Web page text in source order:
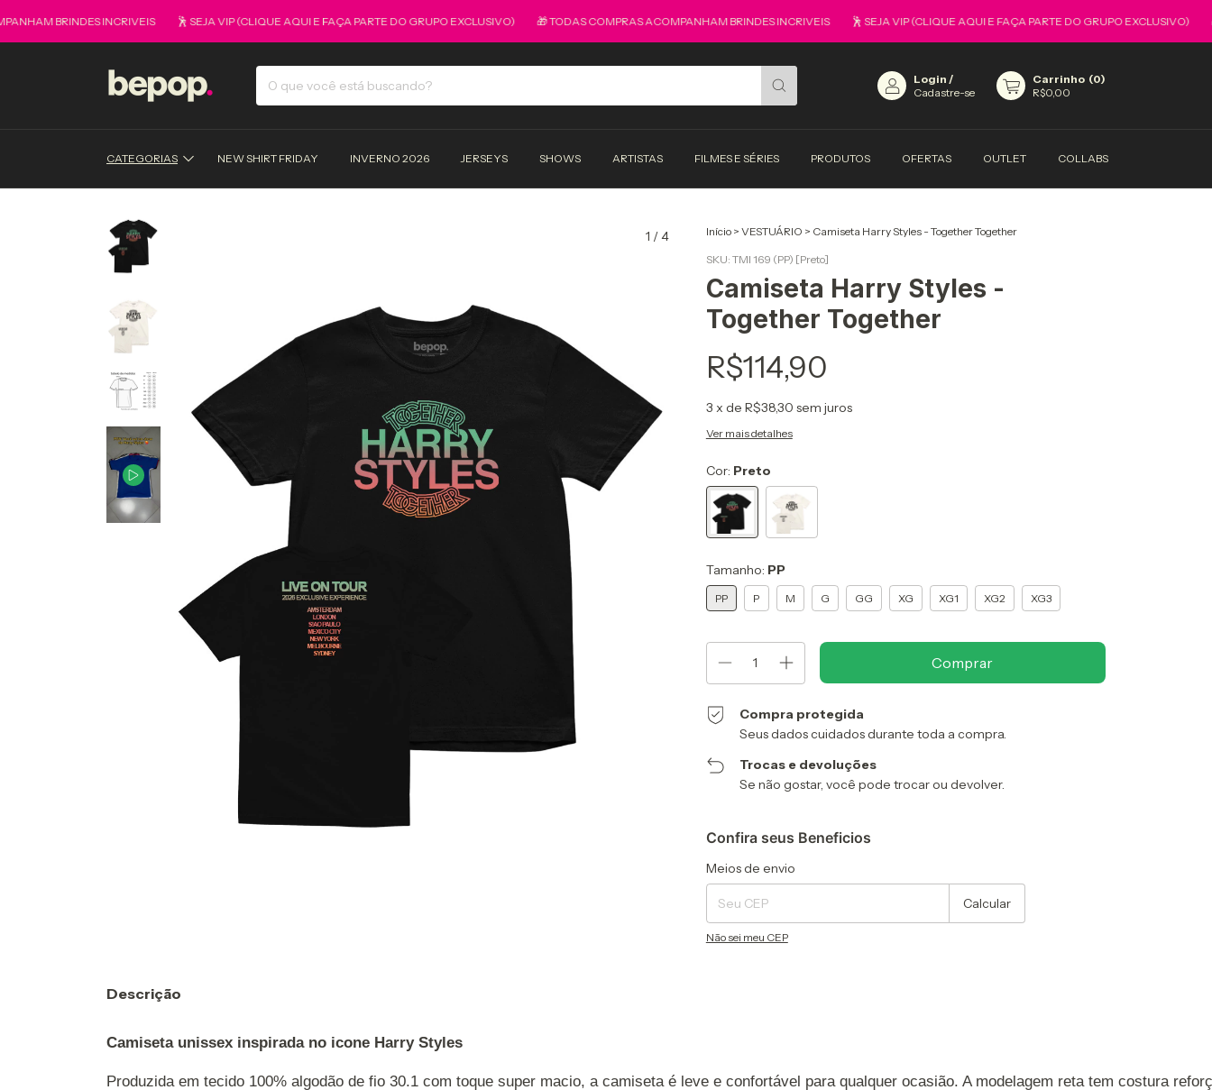
BRINDES INCRIVEIS 🕺 SEJA VIP (CLIQUE AQUI E FAÇA PARTE DO GRUPO EXCLUSIVO) 🎁 TODAS COMPRAS ACOMPANHAM BRINDES INCRIVEIS 🕺 SEJA VIP (CLIQUE AQUI E FAÇA PARTE DO GRUPO EXCLUSIVO) 🎁
Login /
Cadastre-se
Carrinho (0)
R$0,00
CATEGORIAS NEW SHIRT FRIDAY INVERNO 2026 JERSEYS SHOWS ARTISTAS FILMES E SÉRIES PRODUTOS OFERTAS OUTLET COLLABS
1 /4 Início > VESTUÁRIO > Camiseta Harry Styles - Together Together
SKU: TMI 169 (PP) [Preto]
Camiseta Harry Styles -
Together Together
R$114,90
3 x de R$38,30 sem juros
Ver mais detalhes
Cor: Preto
Tamanho: PP
PP P M G GG XG XG1 XG2 XG3
Compra protegida
Seus dados cuidados durante toda a compra.
Trocas e devoluções
Se não gostar, você pode trocar ou devolver.
Confira seus Beneficios
Entregas para o CEP:
Meios de envio
Calcular
Não sei meu CEP
Descrição
Camiseta unissex inspirada no icone Harry Styles
Produzida em tecido 100% algodão de fio 30.1 com toque super macio, a camiseta é leve e confortável para qualquer ocasião. A modelagem reta tem costura